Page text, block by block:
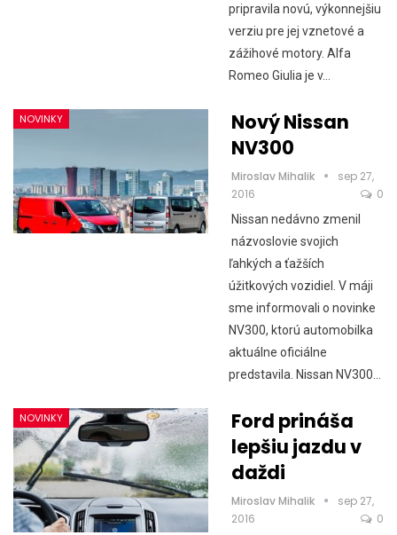
pripravila novú, výkonnejšiu
verziu pre jej vznetové a
zážihové motory. Alfa
Romeo Giulia je v…
NOVINKY
Nový Nissan
NV300
Miroslav Mihalik
sep 27,
2016
0
Nissan nedávno zmenil
názvoslovie svojich
ľahkých a ťažších
úžitkových vozidiel. V máji
sme informovali o novinke
NV300, ktorú automobilka
aktuálne oficiálne
predstavila. Nissan NV300…
NOVINKY
Ford prináša
lepšiu jazdu v
daždi
Miroslav Mihalik
sep 27,
2016
0